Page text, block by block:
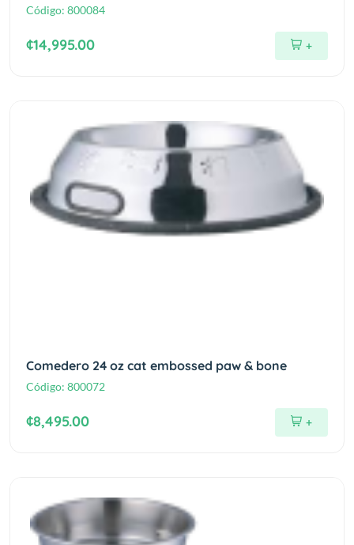
Código: 800084
¢14,995.00 +
Comedero 24 oz cat embossed paw & bone
Código: 800072
¢8,495.00 +